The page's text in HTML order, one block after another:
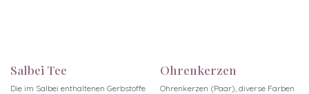
Salbei Tee
Die im Salbei enthaltenen Gerbstoffe
Ohrenkerzen
Ohrenkerzen (Paar), diverse Farben